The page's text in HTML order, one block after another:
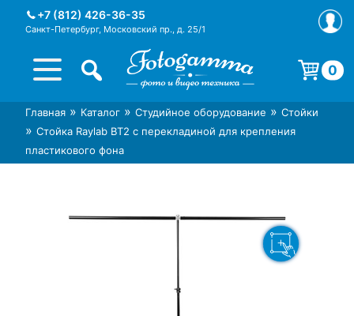
+7 (812) 426-36-35
Санкт-Петербург, Московский пр., д. 25/1
Интернет-магазин фототехники
Foto-Gamma в СПб
Магазин фотоаксессуаров foto-
gamma.ru
0
Корзина пуста.
Главная » Каталог » Студийное оборудование » Стойки
» Стойка Raylab BT2 с перекладиной для крепления
пластикового фона